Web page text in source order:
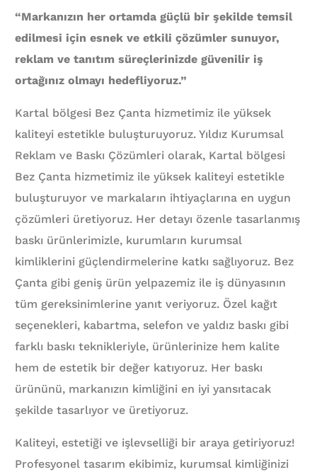
“Markanızın her ortamda güçlü bir şekilde temsil
edilmesi için esnek ve etkili çözümler sunuyor,
reklam ve tanıtım süreçlerinizde güvenilir iş
ortağınız olmayı hedefliyoruz.”
Kartal bölgesi Bez Çanta hizmetimiz ile yüksek
kaliteyi estetikle buluşturuyoruz. Yıldız Kurumsal
Reklam ve Baskı Çözümleri olarak, Kartal bölgesi
Bez Çanta hizmetimiz ile yüksek kaliteyi estetikle
buluşturuyor ve markaların ihtiyaçlarına en uygun
çözümleri üretiyoruz. Her detayı özenle tasarlanmış
baskı ürünlerimizle, kurumların kurumsal
kimliklerini güçlendirmelerine katkı sağlıyoruz. Bez
Çanta gibi geniş ürün yelpazemiz ile iş dünyasının
tüm gereksinimlerine yanıt veriyoruz. Özel kağıt
seçenekleri, kabartma, selefon ve yaldız baskı gibi
farklı baskı teknikleriyle, ürünlerinize hem kalite
hem de estetik bir değer katıyoruz. Her baskı
ürününü, markanızın kimliğini en iyi yansıtacak
şekilde tasarlıyor ve üretiyoruz.
Kaliteyi, estetiği ve işlevselliği bir araya getiriyoruz!
Profesyonel tasarım ekibimiz, kurumsal kimliğinizi